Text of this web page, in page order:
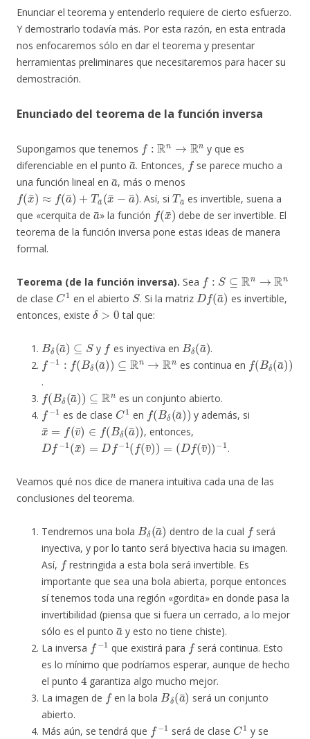
Enunciar el teorema y entenderlo requiere de cierto esfuerzo.
Y demostrarlo todavía más. Por esta razón, en esta entrada
nos enfocaremos sólo en dar el teorema y presentar
herramientas preliminares que necesitaremos para hacer su
demostración.
Enunciado del teorema de la función inversa
Supongamos que tenemos
: n→
y que es
diferenciable en el punto
a¯
. Entonces,
f
se parece mucho a
una función lineal en
a¯
, más o menos
f(x¯)≈f(a¯) +Ta¯(x ¯− a¯)
. Así, si
Ta
es invertible, suena a
que «cerquita de
a¯
» la función
f(x¯)
debe de ser invertible. El
teorema de la función inversa pone estas ideas de manera
formal.
Teorema (de la función inversa). Sea
: ⊆R →R
de clase
C1
en el abierto
S
. Si la matriz
Df (a¯
es invertible,
entonces, existe
δ>0
tal que:
Bδ ( ¯ S
y
f
es inyectiva en
Bδ ( ¯
.
f−1:f( Bδ(a ¯ )⊆R n→Rn
es continua en
(Bδ a ¯ ))
.
f(Bδ a ¯ ) Rn
es un conjunto abierto.
f−1
es de clase
C1
en
f(Bδ(a¯))
y además, si
x f(v¯)∈f(Bδ(a ¯ ))
, entonces,
D − 1 x¯ =Df−1(f(v¯) =(Df(v¯))− 1
.
Veamos qué nos dice de manera intuitiva cada una de las
conclusiones del teorema.
Tendremos una bola
Bδ ( ¯
dentro de la cual
será
inyectiva, y por lo tanto será biyectiva hacia su imagen.
Así,
f
restringida a esta bola será invertible. Es
importante que sea una bola abierta, porque entonces
sí tenemos toda una región «gordita» en donde pasa la
invertibilidad (piensa que si fuera un cerrado, a lo mejor
sólo es el punto
a¯
y esto no tiene chiste).
La inversa
f−1
que existirá para
f
será continua. Esto
es lo mínimo que podríamos esperar, aunque de hecho
el punto
4
garantiza algo mucho mejor.
La imagen de
f
en la bola
Bδ(a¯)
será un conjunto
abierto.
Más aún, se tendrá que
− 1
será de clase
C1
y se